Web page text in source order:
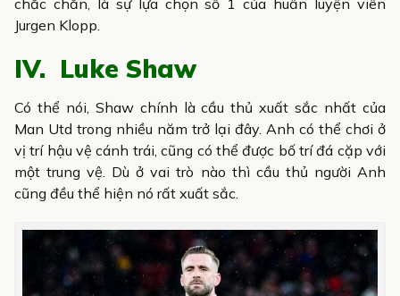
chắc chắn, là sự lựa chọn số 1 của huấn luyện viên
Jurgen Klopp.
IV. Luke Shaw
Có thể nói, Shaw chính là cầu thủ xuất sắc nhất của
Man Utd trong nhiều năm trở lại đây. Anh có thể chơi ở
vị trí hậu vệ cánh trái, cũng có thể được bố trí đá cặp với
một trung vệ. Dù ở vai trò nào thì cầu thủ người Anh
cũng đều thể hiện nó rất xuất sắc.